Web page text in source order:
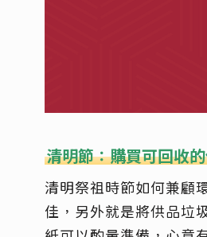
清明節：購買可回收
清明祭祖時節如何兼顧
佳，另外就是將供品垃